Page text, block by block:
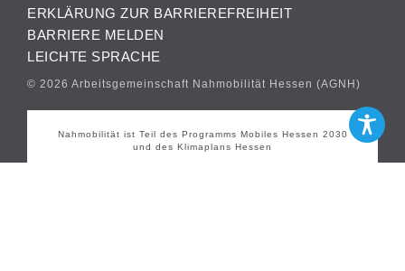
ERKLÄRUNG ZUR BARRIEREFREIHEIT
BARRIERE MELDEN
LEICHTE SPRACHE
© 2026 Arbeitsgemeinschaft Nahmobilität Hessen (AGNH)
Nahmobilität ist Teil des Programms Mobiles Hessen 2030
und des Klimaplans Hessen